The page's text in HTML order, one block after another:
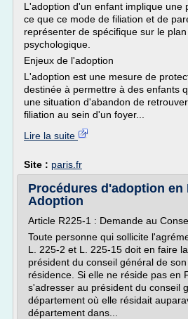
L'adoption d'un enfant implique une
ce que ce mode de filiation et de
représenter de spécifique sur le
psychologique.
Enjeux de l'adoption
L'adoption est une mesure de
destinée à permettre à des enfants
une situation d'abandon de
filiation au sein d'un foyer...
Lire la suite
Site : paris.fr
Procédures d'adoption en
Adoption
Article R225-1 : Demande au
Toute personne qui sollicite
L. 225-2 et L. 225-15 doit en faire
président du conseil général de
résidence. Si elle ne réside pas en
s'adresser au président du conseil
département où elle résidait
département dans...